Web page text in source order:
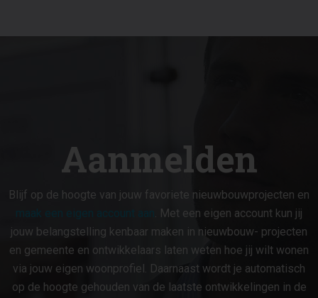
Aanmelden
Blijf op de hoogte van jouw favoriete nieuwbouwprojecten en
. Met een eigen account kun jij
jouw belangstelling kenbaar maken in nieuwbouw- projecten
en gemeente en ontwikkelaars laten weten hoe jij wilt wonen
via jouw eigen woonprofiel. Daarnaast wordt je automatisch
op de hoogte gehouden van de laatste ontwikkelingen in de